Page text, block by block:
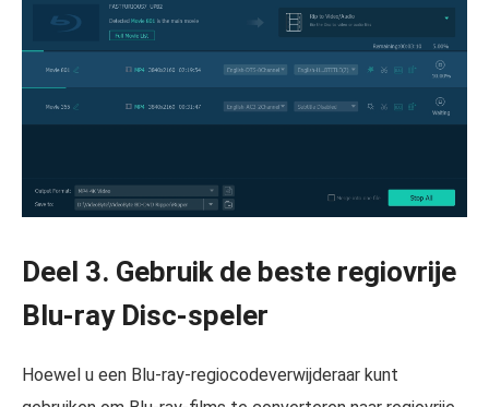
Deel 3. Gebruik de beste regiovrije
Blu-ray Disc-speler
Hoewel u een Blu-ray-regiocodeverwijderaar kunt